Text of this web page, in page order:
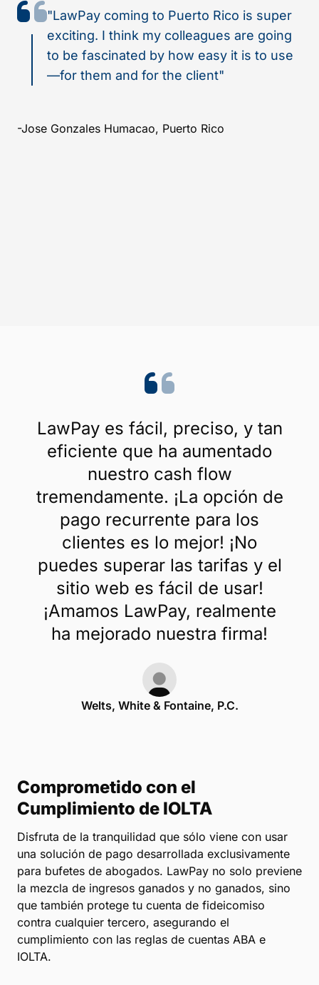
"LawPay coming to Puerto Rico is super
exciting. I think my colleagues are going
to be fascinated by how easy it is to use
—for them and for the client"
-Jose Gonzales Humacao, Puerto Rico
LawPay es fácil, preciso, y tan
eficiente que ha aumentado
nuestro cash flow
tremendamente. ¡La opción de
pago recurrente para los
clientes es lo mejor! ¡No
puedes superar las tarifas y el
sitio web es fácil de usar!
¡Amamos LawPay, realmente
ha mejorado nuestra firma!
Welts, White & Fontaine, P.C.
Comprometido con el
Cumplimiento de IOLTA
Disfruta de la tranquilidad que sólo viene con usar
una solución de pago desarrollada exclusivamente
para bufetes de abogados. LawPay no solo previene
la mezcla de ingresos ganados y no ganados, sino
que también protege tu cuenta de fideicomiso
contra cualquier tercero, asegurando el
cumplimiento con las reglas de cuentas ABA e
IOLTA.